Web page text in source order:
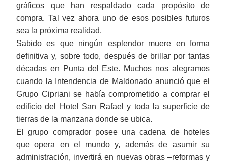
gráficos que han respaldado cada propósito de
compra. Tal vez ahora uno de esos posibles futuros
sea la próxima realidad.
Sabido es que ningún esplendor muere en forma
definitiva y, sobre todo, después de brillar por tantas
décadas en Punta del Este. Muchos nos alegramos
cuando la Intendencia de Maldonado anunció que el
Grupo Cipriani se había comprometido a comprar el
edificio del Hotel San Rafael y toda la superficie de
tierras de la manzana donde se ubica.
El grupo comprador posee una cadena de hoteles
que opera en el mundo y, además de asumir su
administración, invertirá en nuevas obras ‒reformas y